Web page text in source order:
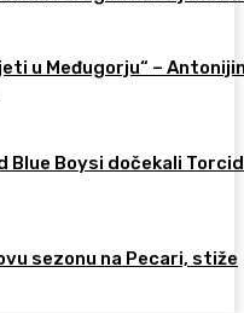
u Međugorju“ –
Blue Boysi dočekali
sezonu na Pecari, stiže